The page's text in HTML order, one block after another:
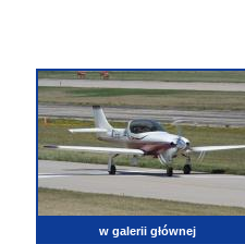
w galerii głównej